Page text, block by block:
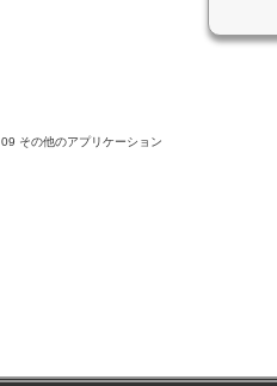
09 その他のアプリケーション